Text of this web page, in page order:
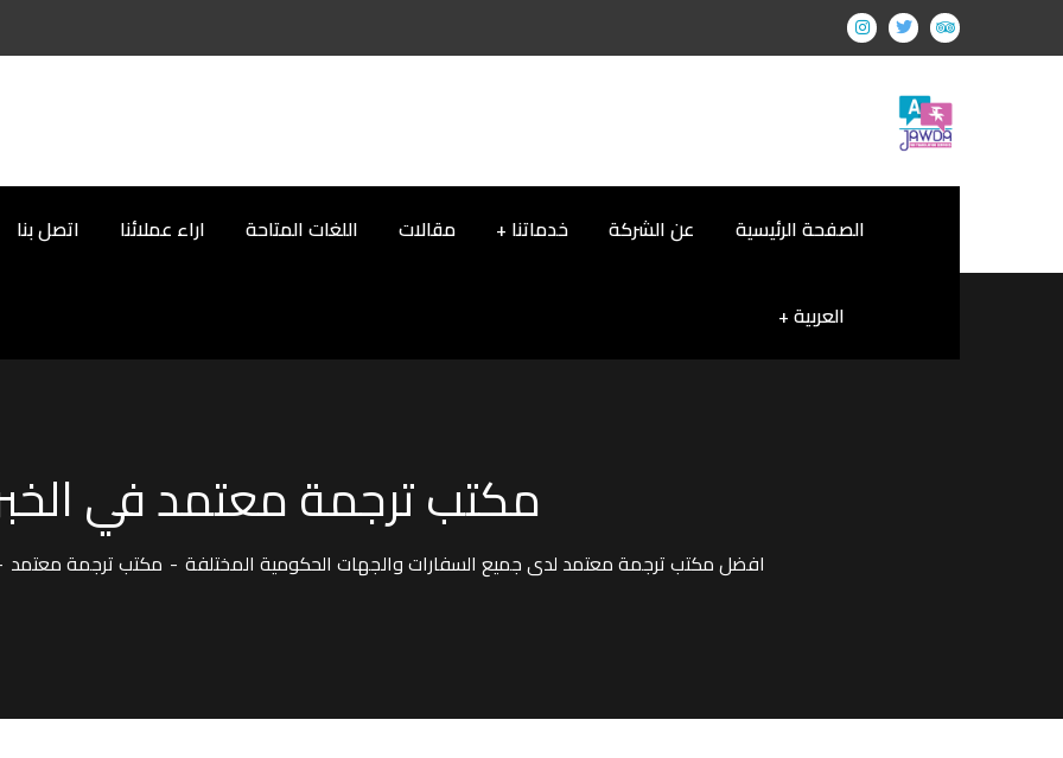
الصفحة الرئيسية عن الشركة خدماتنا مقالات اللغات المتاحة اراء عملائنا اتصل بنا
العربية
مكتب ترجمة معتمد في
افضل مكتب ترجمة معتمد لدى جميع السفارات والجهات الحكومية المختلفة مكتب ترجمة معتمد